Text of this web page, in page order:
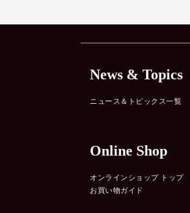
News & Topics
ニュース＆トピックス一覧
Online Shop
オンラインショップ トップ
お買い物ガイド